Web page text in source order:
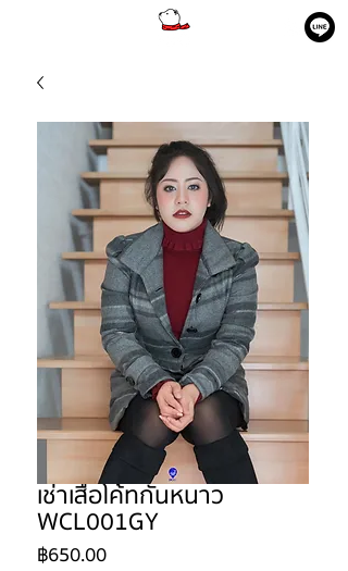
เช่าเสื้อโค้ทกันหนาว
WCL001GY
฿650.00ราคา